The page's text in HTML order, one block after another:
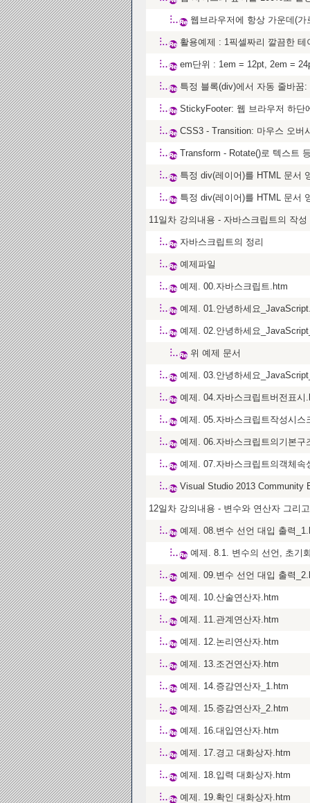
웹브라우저에 항상 가운데(
활용예제 : 1픽셀짜리 깔끔한 테
em단위 : 1em = 12pt, 2em =
특정 블록(div)에서 자동 줄바꿈:
StickyFooter: 웹 브라우저 하단
CSS3 - Transition: 마우스 오버
Transform - Rotate()로 텍스트
특정 div(레이어)를 HTML 문서
특정 div(레이어)를 HTML 문서
11일차 강의내용 - 자바스크립트의 작성
자바스크립트의 정리
예제파일
예제. 00.자바스크립트.htm
예제. 01.안녕하세요
예제. 02.안녕하세요
위 예제 문서
예제. 03.안녕하세요
예제. 04.자바스크립트버전표시
예제. 05.자바스크립트작성시스
예제. 06.자바스크립트의기본구
예제. 07.자바스크립트의객체속
Visual Studio 2013 Community
12일차 강의내용 - 변수와 연산자 그리
예제. 08.변수 선언 대입 출력
예제. 8.1. 변수의 선언, 초기
예제. 09.변수 선언 대입 출력
예제. 10.산술연산자.htm
예제. 11.관계연산자.htm
예제. 12.논리연산자.htm
예제. 13.조건연산자.htm
예제. 14.증감연산자_1.htm
예제. 15.증감연산자_2.htm
예제. 16.대입연산자.htm
예제. 17.경고 대화상자.htm
예제. 18.입력 대화상자.htm
예제. 19.확인 대화상자.htm